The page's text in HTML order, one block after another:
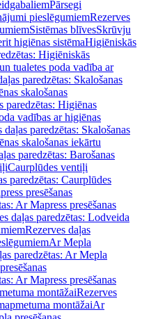
Pārsegi
pieslēgumiemRezerves
Sistēmas blīvesSkrūvju
higiēnas sistēmaHigiēniskās
Higiēniskās
tualetes poda vadība ar
paredzētas: Skalošanas
skalošanas
paredzētas: Higiēnas
vadības ar higiēnas
daļas paredzētas: Skalošanas
skalošanas iekārtu
paredzētas: Barošanas
Caurplūdes ventiļi
paredzētas: Caurplūdes
presēšanas
Ar Mapress presēšanas
daļas paredzētas: Lodveida
Rezerves daļas
Ar Mepla
paredzētas: Ar Mepla
Ar Mapress presēšanas
montāžaiRezerves
montāžaiAr